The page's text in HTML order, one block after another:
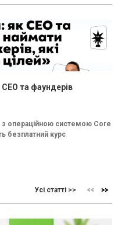
та фаундерів
з операційною системою Core
безплатний курс
Усі статті >>